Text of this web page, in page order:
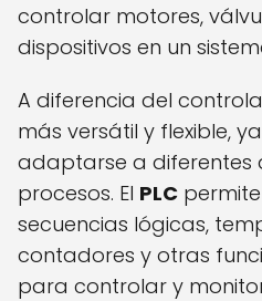
controlar motores,
dispositivos en un
A diferencia del
más versátil y flexible,
adaptarse a diferentes
procesos. El PLC
secuencias lógicas,
contadores y otras
para controlar y